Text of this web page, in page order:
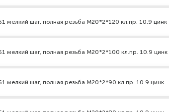
мелкий шаг, полная резьба M20*2*120 кл.пр. 10.9 цинк
мелкий шаг, полная резьба M20*2*100 кл.пр. 10.9 цинк
мелкий шаг, полная резьба M20*2*90 кл.пр. 10.9 цинк